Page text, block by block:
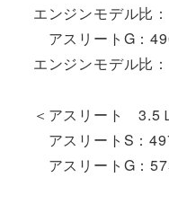
エンジンモデル比：
アスリートG：
エンジンモデル比：
＜アスリート 3.5
アスリートS：
アスリートG：